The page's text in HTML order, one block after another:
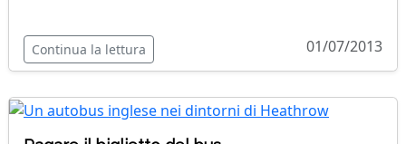
Continua la lettura 01/07/2013